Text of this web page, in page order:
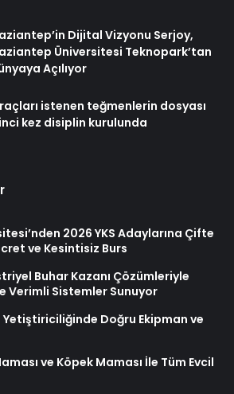
Dijital Vizyonu Serjoy,
Üniversitesi Teknopark’tan
Açılıyor
istenen teğmenlerin dosyası
kez disiplin kurulunda
2026 YKS Adaylarına Çifte
ve Kesintisiz Burs
Buhar Kazanı Çözümleriyle
Verimli Sistemler Sunuyor
Doğru Ekipman ve
ve Köpek Maması İle Tüm Evcil